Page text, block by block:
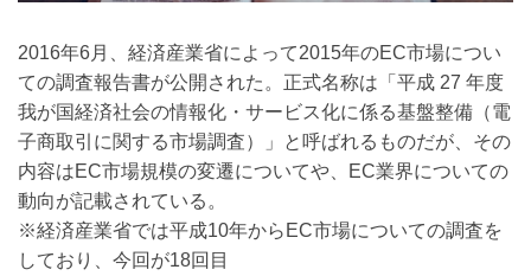
2016年6月、経済産業省によって2015年のEC市場につい
ての調査報告書が公開された。正式名称は「平成 27 年度
我が国経済社会の情報化・サービス化に係る基盤整備（電
子商取引に関する市場調査）」と呼ばれるものだが、その
内容はEC市場規模の変遷についてや、EC業界についての
動向が記載されている。
※経済産業省では平成10年からEC市場についての調査を
しており、今回が18回目